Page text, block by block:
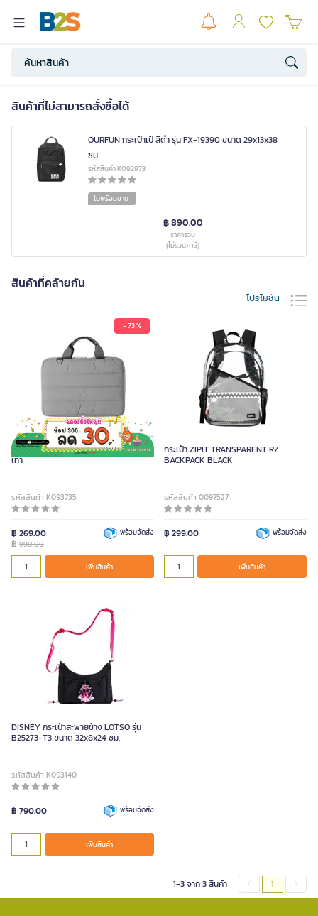
สินค้าที่ไม่สามารถสั่งซื้อได้
OURFUN กระเป๋าเป้ สีดำ รุ่น FX-19390 ขนาด 29x13x38
ซม.
รหัสสินค้า K092973
ไม่พร้อมขาย
฿ 890.00
ราคารวม
(ไม่รวมภาษี)
สินค้าที่คล้ายกัน
โปรโมชั่น
- 73 %
ME.STYLE กระเป๋าแล็ปท็อป ขนาด 12 นิ้ว สี
เทา
รหัสสินค้า K093735
฿ 269.00
฿ 990.00
พร้อมจัดส่ง
เพิ่มสินค้า
กระเป๋า ZIPIT TRANSPARENT RZ
BACKPACK BLACK
รหัสสินค้า 0097527
฿ 299.00 พร้อมจัดส่ง
เพิ่มสินค้า
DISNEY กระเป๋าสะพายข้าง LOTSO รุ่น
B25273-T3 ขนาด 32x8x24 ซม.
รหัสสินค้า K093140
฿ 790.00 พร้อมจัดส่ง
เพิ่มสินค้า
1-3 จาก 3 สินค้า 1